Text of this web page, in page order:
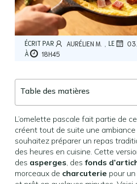
ÉCRIT PAR AURÉLIEN M. , LE
À 18H45
Table des matières
L’omelette pascale fait partie de
créent tout de suite une ambiance
souhaitez préparer un repas
des heures en cuisine. Cette
des asperges, des fonds
morceaux de charcuterie pour